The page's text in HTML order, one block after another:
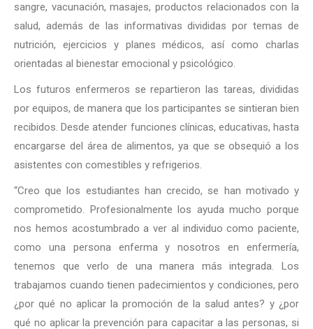
sangre, vacunación, masajes, productos relacionados con la
salud, además de las informativas divididas por temas de
nutrición, ejercicios y planes médicos, así como charlas
orientadas al bienestar emocional y psicológico.
Los futuros enfermeros se repartieron las tareas, divididas
por equipos, de manera que los participantes se sintieran bien
recibidos. Desde atender funciones clínicas, educativas, hasta
encargarse del área de alimentos, ya que se obsequió a los
asistentes con comestibles y refrigerios.
“Creo que los estudiantes han crecido, se han motivado y
comprometido. Profesionalmente los ayuda mucho porque
nos hemos acostumbrado a ver al individuo como paciente,
como una persona enferma y nosotros en enfermería,
tenemos que verlo de una manera más integrada. Los
trabajamos cuando tienen padecimientos y condiciones, pero
¿por qué no aplicar la promoción de la salud antes? y ¿por
qué no aplicar la prevención para capacitar a las personas, si